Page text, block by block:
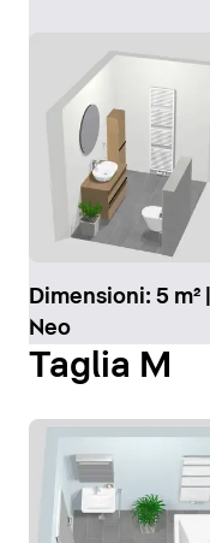
Dimensioni: 5 m²
Neo
Taglia M